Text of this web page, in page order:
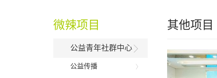
微辣项目
公益青年社群中心
公益传播
其他项目